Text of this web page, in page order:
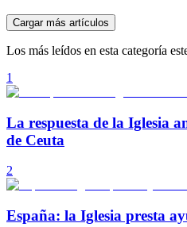
Cargar más artículos
Los más leídos en esta categoría
1
La respuesta de la Iglesia
de Ceuta
2
España: la Iglesia presta